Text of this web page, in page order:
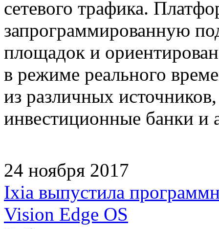
сетевого трафика.
запрограммированную
площадок и
в режиме реального
из различных
инвестиционные банки и
24 ноября 2017
Ixia выпустила
Vision Edge OS